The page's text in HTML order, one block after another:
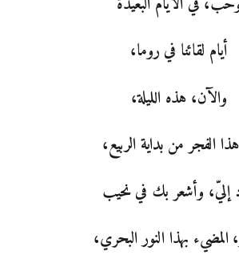
أيام لقائنا في روما،
والآن، هذه الليلة،
الفجر من بداية الربيع،
إليّ، وأشعر بك في نحيب
المضيء بهذا النور البحري،